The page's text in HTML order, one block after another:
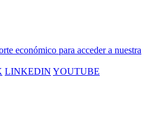
económico para acceder a nuestra
LINKEDIN YOUTUBE